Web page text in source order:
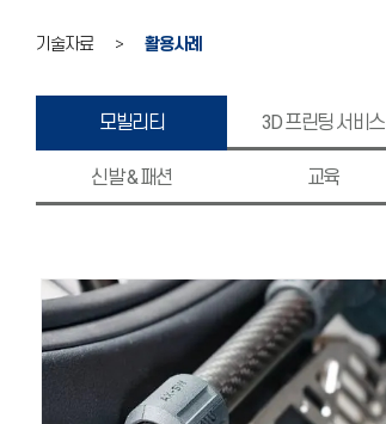
기술자료 > 활용사례
모빌리티 3D 프린팅 서비스
신발 & 패션 교육